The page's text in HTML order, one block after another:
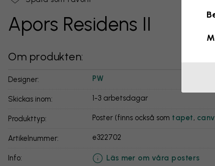
Apors Residens II
Om produkten:
Designer: PW
Skickas inom: 1-3 arbetsdagar
Produkttyp: Poster (finns också som tapet,
Artikelnummer: e322702
info: Läs mer om våra posters